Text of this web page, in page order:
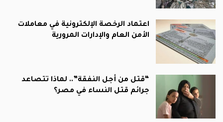
اعتماد الرخصة الإلكترونية في معاملات
الأمن العام والإدارات المرورية
“قتل من أجل النفقة”.. لماذا تتصاعد
جرائم قتل النساء في مصر؟